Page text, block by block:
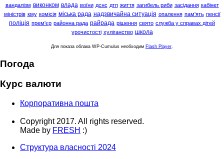
вандалізм виконком влада воїни дснс дтп життя загибель риби засідання кабінет
міністрів кму комісія міська рада надзвичайна ситуація опалення пам'ять пенсії
поліція прем'єр районна рада райрада рішення свято служба у справах дітей
урочистості хуліганство школа
Для показа облака WP-Cumulus необходим Flash Player
Погода
Курс валюти
Корпоративна пошта
Copyright 2017. All rights reserved.
Made by FRESH :)
Структура власності 2024